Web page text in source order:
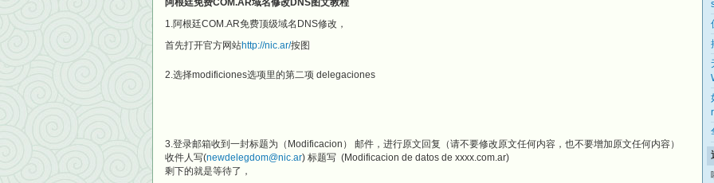
阿根廷免费COM.AR域名修改DNS图文教程
1.阿根廷COM.AR免费顶级域名DNS修改，
首先打开官方网站http://nic.ar/按图
2.选择modificiones选项里的第二项 delegaciones
3.登录邮箱收到一封标题为（Modificacion） 邮件，进行原文回复（请不要修改原文任何内容，也不要增加原文任何内容）
收件人写(newdelegdom@nic.ar) 标题写 (Modificacion de datos de xxxx.com.ar)
剩下的就是等待了，